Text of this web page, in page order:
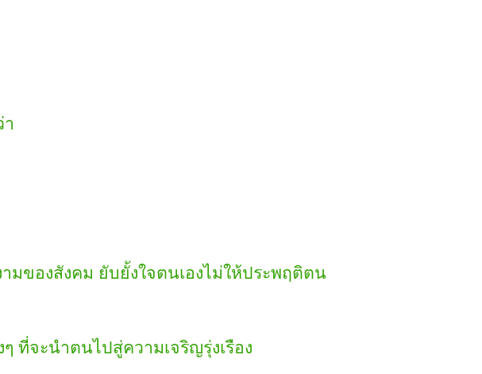
มของสังคม ยับยั้งใจตนเองไม่ให้ประพฤติตน
ที่จะนำตนไปสู่ความเจริญรุ่งเรือง